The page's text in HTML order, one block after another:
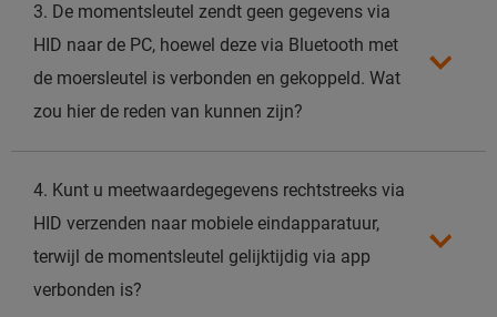
3. De momentsleutel zendt geen gegevens via
HID naar de PC, hoewel deze via Bluetooth met
de moersleutel is verbonden en gekoppeld. Wat
zou hier de reden van kunnen zijn?
4. Kunt u meetwaardegegevens rechtstreeks via
HID verzenden naar mobiele eindapparatuur,
terwijl de momentsleutel gelijktijdig via app
verbonden is?